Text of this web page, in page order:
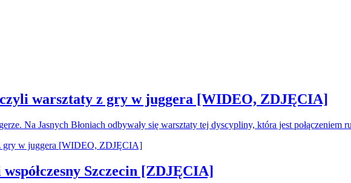
warsztaty z gry w juggera [WIDEO, ZDJĘCIA]
Na Jasnych Błoniach odbywały się warsztaty tej dyscypliny, która jest połączeniem
Szczecin [ZDJĘCIA]